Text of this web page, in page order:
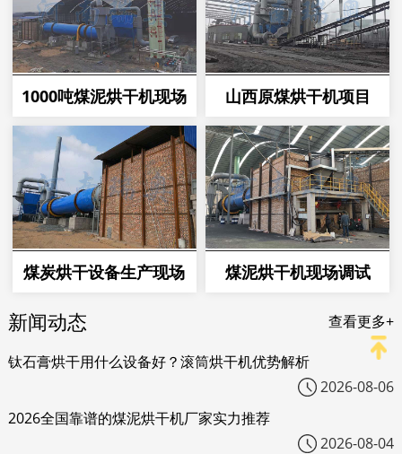
1000吨煤泥烘干机现场 山西原煤烘干机项目
煤炭烘干设备生产现场 煤泥烘干机现场调试
新闻动态 查看更多+
钛石膏烘干用什么设备好？滚筒烘干机优势解析
2026-08-06
2026全国靠谱的煤泥烘干机厂家实力推荐
2026-08-04